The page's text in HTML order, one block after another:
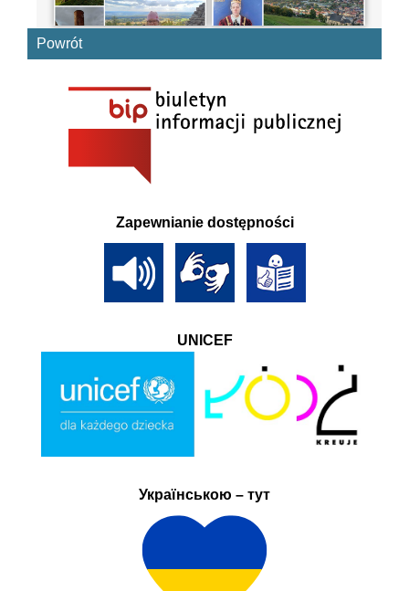
Powrót
Zapewnianie dostępności
UNICEF
Українською – тут